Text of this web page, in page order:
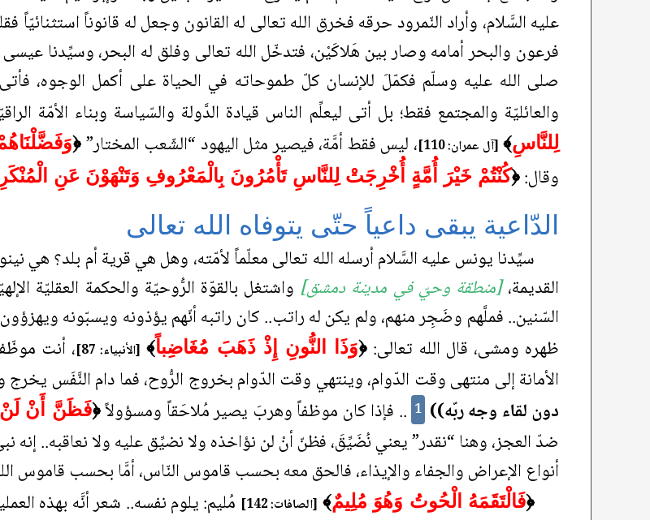
عليه السَّلام، وأراد النّمرود حرقه فخرق الله تعالى له القانون وجعل له قانوناً
فرعون والبحر أمامه وصار بين هَلاكَيْن، فتدخّل الله تعالى وفلق له البحر، وسيِّدنا
صلى الله عليه وسلّم فكمّلَ للإنسان كلّ طموحاته في الحياة على أكمل الوجوه،
والعائليّة والمجتمع فقط؛ بل أتى ليعلِّم الناس قيادة الدَّولة والسّياسة وبناء الأمّة
لِلنَّاسِ﴾ [آل عمران: 110] ، ليس فقط أمَّة، فيصير مثل اليهود “الشّعب المختار” ﴿
وقال: ﴿كُنْتُمْ خَيْرَ أُمَّةٍ أُخْرِجَتْ لِلنَّاسِ تَأْمُرُونَ بِالْمَعْرُوفِ وَتَنْهَوْنَ عَنِ الْمُنْكَرِ
الدّاعية يبقى داعياً حتّى يتوفاه الله تعالى
سيِّدنا يونس عليه السَّلام أرسله الله تعالى معلّماً لأمّته، وهل هي قرية أم بلد؟ هي
القديمة،[منطقة وحيّ في مدينة دمشق] واشتغل بالقوّة الرُّوحيّة والحكمة العقليّة
السّنين.. فملَّهم وضَجِر منهم، ولم يكن له راتب.. كان راتبه أنّهم يؤذونه ويسبّونه
ظهره ومشى، قال الله تعالى: ﴿وَذَا النُّونِ إِذْ ذَهَبَ مُغَاضِباً﴾ [الأنبياء: 87]
، أنت
الأمانة إلى منتهى وقت الدّوام، وينتهي وقت الدّوام بخروج الرُّوح، فما دام النَّفَس
دون لقاء وجه ربّه)) 1 .. فإذا كان موظفاً وهربَ يصير مُلاحَقاً ومسؤولاً﴿فَظَنَّ أَنْ لَنْ
ضدّ العجز، وهنا “نقدر” يعني نُضَيِّقَ، فظنّ أنْ لن نؤاخذه ولا نضيِّق عليه ولا نعاقبه..
أنواع الإعراض والجفاء والإيذاء، فالحق معه بحسب قاموس النّاس، أمَّا بحسب
﴿فَالْتَقَمَهُ الْحُوتُ وَهُوَ مُلِيمٌ﴾ [الصافات: 142]
مُليم: يلوم نفسه.. شعر أنَّه بهذه